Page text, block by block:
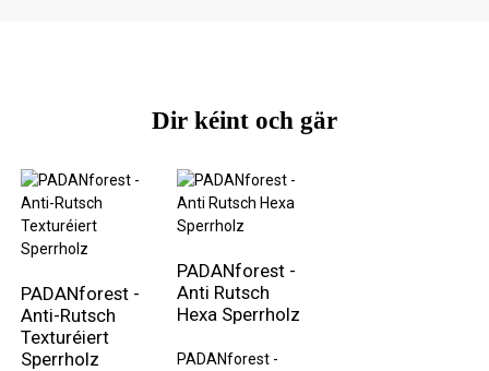
Dir kéint och gär
PADANforest -
Anti-Rutsch
Texturéiert
Sperrholz
PADANforest -
Anti Rutsch
Hexa Sperrholz
PADANforest -